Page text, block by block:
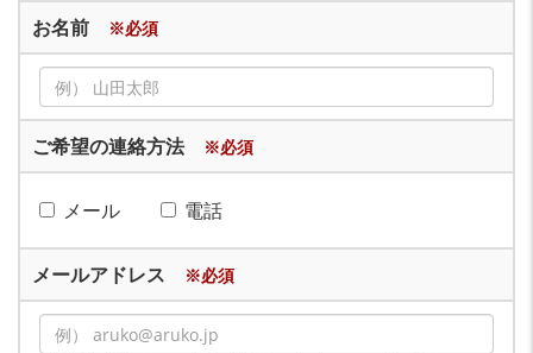
お名前 ※必須
ご希望の連絡方法 ※必須
メール 電話
メールアドレス ※必須